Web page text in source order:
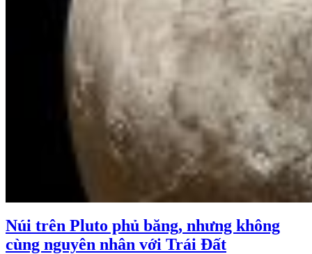
Núi trên Pluto phủ băng, nhưng không
cùng nguyên nhân với Trái Đất